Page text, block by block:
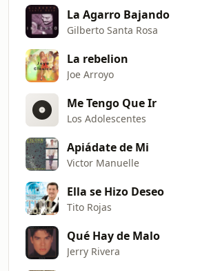
La Agarro Bajando
Gilberto Santa Rosa
La rebelion
Joe Arroyo
Me Tengo Que Ir
Los Adolescentes
Apiádate de Mi
Victor Manuelle
Ella se Hizo Deseo
Tito Rojas
Qué Hay de Malo
Jerry Rivera